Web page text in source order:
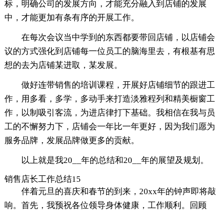
标，明确公司的发展方向，才能充分融入到店铺的发展
中，才能更加有条有序的开展工作。
在每次会议当中学到的东西都要带回店铺，以店铺会
议的方式强化到店铺每一位员工的脑海里去，有根基有思
想的去为店铺某进取，某发展。
做好连带销售的培训课程，开展好店铺细节的跟进工
作，用多看，多学，多动手来打造淡雅程列和精美橱窗工
作，以制吸引客流，为进店律打下基础。我相信在我与员
工的不懈努力下，店铺会一年比一年更好，因为我们愿为
服务品牌，发展品牌做更多的贡献。
以上就是我20__年的总结和20__年的展望及规划。
销售店长工作总结15
伴着元旦的喜庆和春节的到来，20xx年的钟声即将敲
响。首先，我预祝各位领导身体健康，工作顺利。回顾